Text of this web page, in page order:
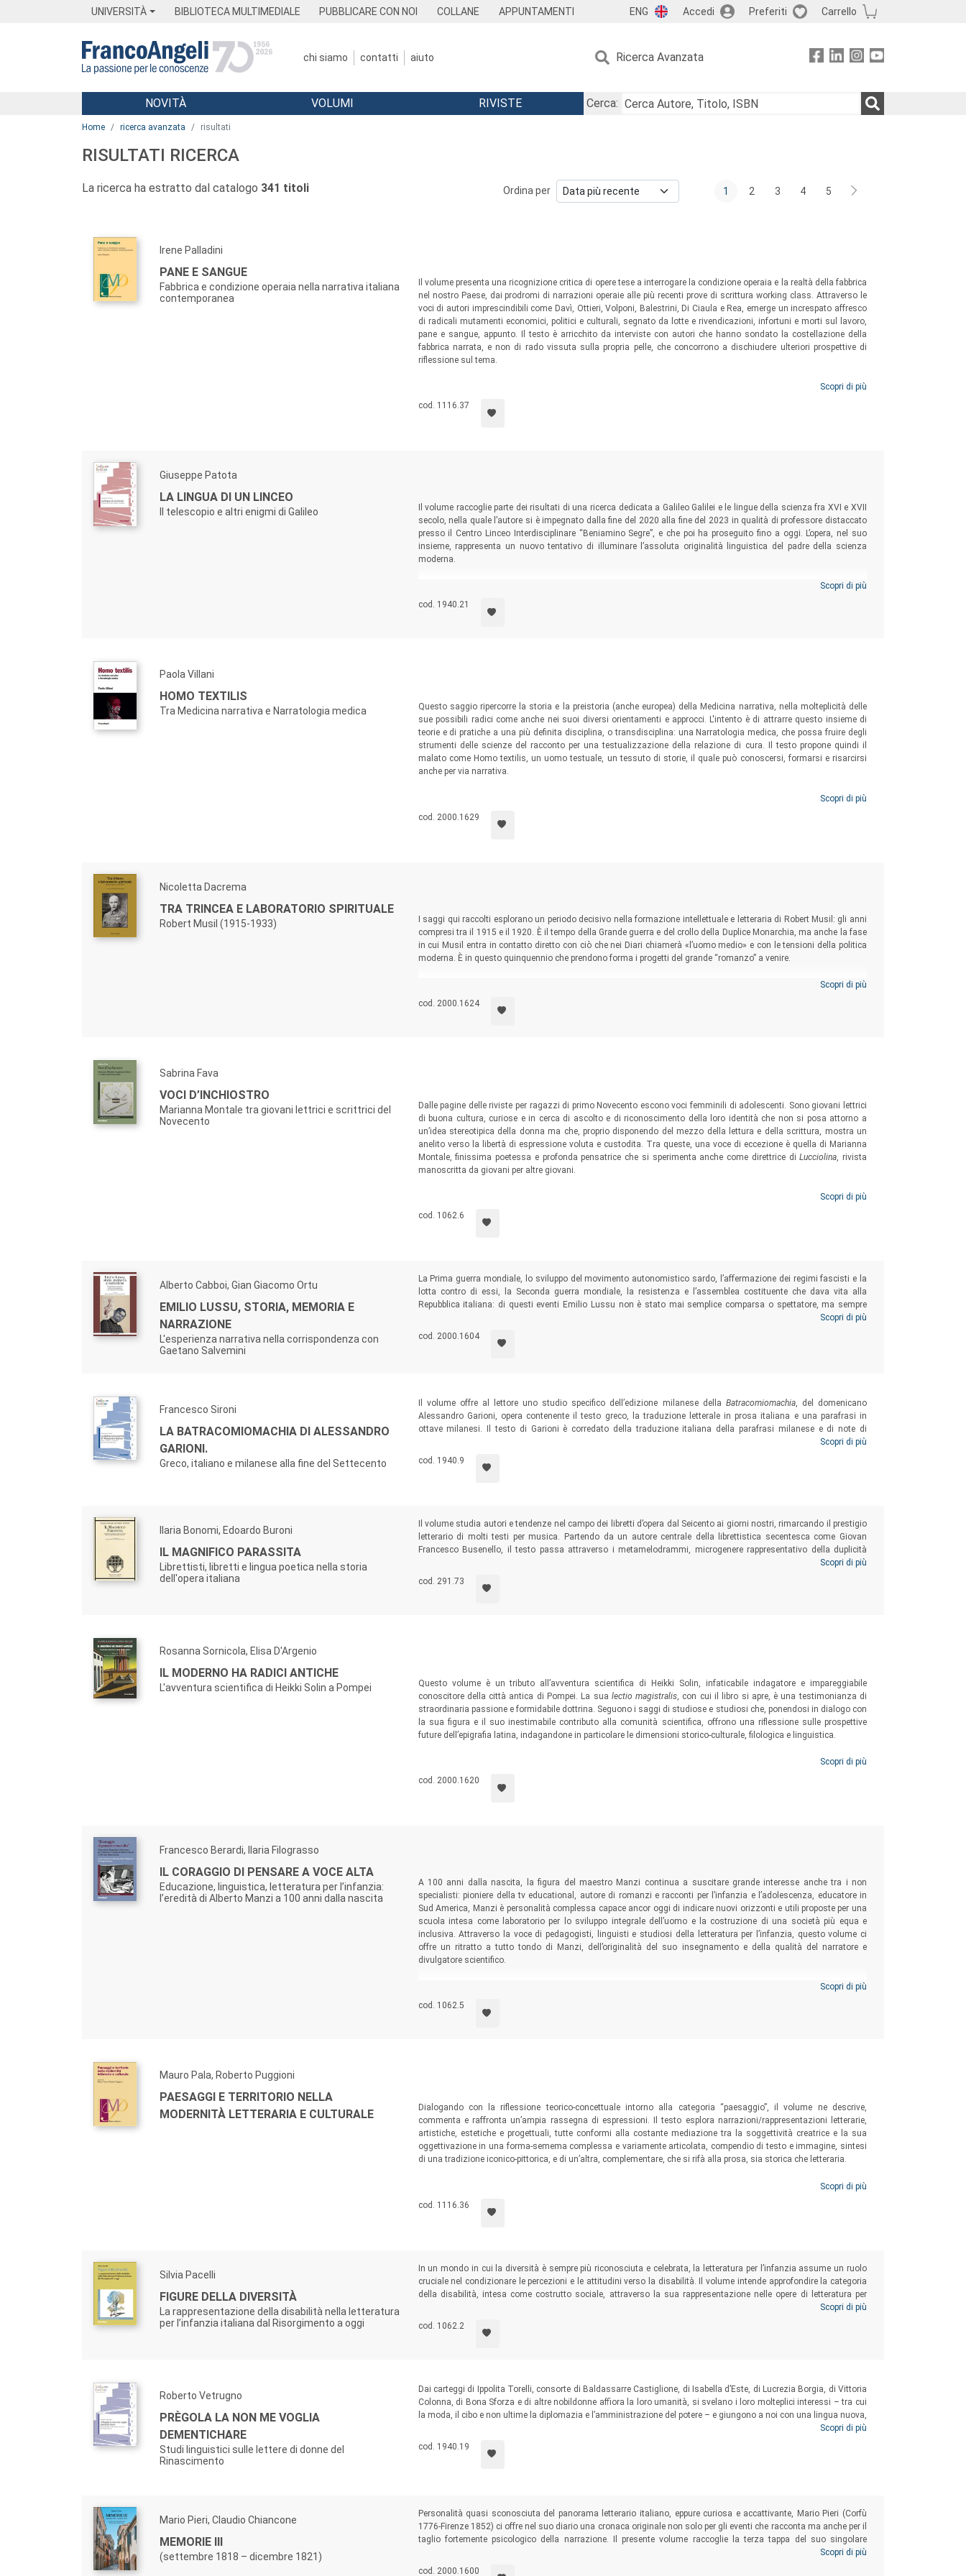
UNIVERSITÀ BIBLIOTECA MULTIMEDIALE PUBBLICARE CON NOI COLLANE APPUNTAMENTI ENG Accedi Preferiti Carrello
chi siamo contatti aiuto Ricerca Avanzata
Menu
NOVITÀ VOLUMI RIVISTE
Cerca:
Home ricerca avanzata risultati
RISULTATI RICERCA
La ricerca ha estratto dal catalogo 341 titoli Ordina per 1 2 3 4 5
Irene Palladini
PANE E SANGUE
Fabbrica e condizione operaia nella narrativa italiana
contemporanea
Il volume presenta una ricognizione critica di opere tese a interrogare la condizione operaia e la realtà della fabbrica
nel nostro Paese, dai prodromi di narrazioni operaie alle più recenti prove di scrittura working class. Attraverso le
voci di autori imprescindibili come Davì, Ottieri, Volponi, Balestrini, Di Ciaula e Rea, emerge un increspato affresco
di radicali mutamenti economici, politici e culturali, segnato da lotte e rivendicazioni, infortuni e morti sul lavoro,
pane e sangue, appunto. Il testo è arricchito da interviste con autori che hanno sondato la costellazione della
fabbrica narrata, e non di rado vissuta sulla propria pelle, che concorrono a dischiudere ulteriori prospettive di
riflessione sul tema.
Scopri di più
cod. 1116.37
Giuseppe Patota
LA LINGUA DI UN LINCEO
Il telescopio e altri enigmi di Galileo
Il volume raccoglie parte dei risultati di una ricerca dedicata a Galileo Galilei e le lingue della scienza fra XVI e XVII
secolo, nella quale l’autore si è impegnato dalla fine del 2020 alla fine del 2023 in qualità di professore distaccato
presso il Centro Linceo Interdisciplinare “Beniamino Segre”, e che poi ha proseguito fino a oggi. L’opera, nel suo
insieme, rappresenta un nuovo tentativo di illuminare l’assoluta originalità linguistica del padre della scienza
moderna.
Scopri di più
cod. 1940.21
Paola Villani
HOMO TEXTILIS
Tra Medicina narrativa e Narratologia medica
Questo saggio ripercorre la storia e la preistoria (anche europea) della Medicina narrativa, nella molteplicità delle
sue possibili radici come anche nei suoi diversi orientamenti e approcci. L'intento è di attrarre questo insieme di
teorie e di pratiche a una più definita disciplina, o transdisciplina: una Narratologia medica, che possa fruire degli
strumenti delle scienze del racconto per una testualizzazione della relazione di cura. Il testo propone quindi il
malato come Homo textilis, un uomo testuale, un tessuto di storie, il quale può conoscersi, formarsi e risarcirsi
anche per via narrativa.
Scopri di più
cod. 2000.1629
Nicoletta Dacrema
TRA TRINCEA E LABORATORIO SPIRITUALE
Robert Musil (1915-1933)
I saggi qui raccolti esplorano un periodo decisivo nella formazione intellettuale e letteraria di Robert Musil: gli anni
compresi tra il 1915 e il 1920. È il tempo della Grande guerra e del crollo della Duplice Monarchia, ma anche la fase
in cui Musil entra in contatto diretto con ciò che nei Diari chiamerà «l’uomo medio» e con le tensioni della politica
moderna. È in questo quinquennio che prendono forma i progetti del grande “romanzo” a venire.
Scopri di più
cod. 2000.1624
Sabrina Fava
VOCI D’INCHIOSTRO
Marianna Montale tra giovani lettrici e scrittrici del
Novecento
Dalle pagine delle riviste per ragazzi di primo Novecento escono voci femminili di adolescenti. Sono giovani lettrici
di buona cultura, curiose e in cerca di ascolto e di riconoscimento della loro identità che non si posa attorno a
un’idea stereotipica della donna ma che, proprio disponendo del mezzo della lettura e della scrittura, mostra un
anelito verso la libertà di espressione voluta e custodita. Tra queste, una voce di eccezione è quella di Marianna
Montale, finissima poetessa e profonda pensatrice che si sperimenta anche come direttrice diLucciolina , rivista
manoscritta da giovani per altre giovani.
Scopri di più
cod. 1062.6
Alberto Cabboi, Gian Giacomo Ortu
EMILIO LUSSU, STORIA, MEMORIA E
NARRAZIONE
L'esperienza narrativa nella corrispondenza con
Gaetano Salvemini
La Prima guerra mondiale, lo sviluppo del movimento autonomistico sardo, l’affermazione dei regimi fascisti e la
lotta contro di essi, la Seconda guerra mondiale, la resistenza e l’assemblea costituente che dava vita alla
Repubblica italiana: di questi eventi Emilio Lussu non è stato mai semplice comparsa o spettatore, ma sempre
attore-protagonista. I suoi scritti sono quindi al contempo racconto storico e testimonianza di vita vissuta, come
intuì Gaetano Salvemini, estimatore dello scrittore-testimone Lussu, come mostra la corrispondenza tra i due qui
Scopri di più
cod. 2000.1604
Francesco Sironi
LA BATRACOMIOMACHIA DI ALESSANDRO
GARIONI.
Greco, italiano e milanese alla fine del Settecento
Il volume offre al lettore uno studio specifico dell’edizione milanese della Batracomiomachia, del domenicano
Alessandro Garioni, opera contenente il testo greco, la traduzione letterale in prosa italiana e una parafrasi in
ottave milanesi. Il testo di Garioni è corredato della traduzione italiana della parafrasi milanese e di note di
Appendiceè
pubblicato per la prima volta il testo di un manoscritto autografo di Garioni, contenente una
in sestine milanesi.
Scopri di più
cod. 1940.9
Ilaria Bonomi, Edoardo Buroni
IL MAGNIFICO PARASSITA
Librettisti, libretti e lingua poetica nella storia
dell'opera italiana
Il volume studia autori e tendenze nel campo dei libretti d’opera dal Seicento ai giorni nostri, rimarcando il prestigio
letterario di molti testi per musica. Partendo da un autore centrale della librettistica secentesca come Giovan
Francesco Busenello, il testo passa attraverso i metamelodrammi, microgenere rappresentativo della duplicità
dell’opera settecentesca, e giunge allo studio dei librettisti per compositori importanti, con particolare attenzione ai
rapporti tra poesia e musica.
Scopri di più
cod. 291.73
Rosanna Sornicola, Elisa D'Argenio
IL MODERNO HA RADICI ANTICHE
L'avventura scientifica di Heikki Solin a Pompei
Questo volume è un tributo all’avventura scientifica di Heikki Solin, infaticabile indagatore e impareggiabile
conoscitore della città antica di Pompei. La sua lectio magistralis, con cui il libro si apre, è una testimonianza di
straordinaria passione e formidabile dottrina. Seguono i saggi di studiose e studiosi che, ponendosi in dialogo con
la sua figura e il suo inestimabile contributo alla comunità scientifica, offrono una riflessione sulle prospettive
future dell’epigrafia latina, indagandone in particolare le dimensioni storico-culturale, filologica e linguistica.
Scopri di più
cod. 2000.1620
Francesco Berardi, Ilaria Filograsso
IL CORAGGIO DI PENSARE A VOCE ALTA
Educazione, linguistica, letteratura per l’infanzia:
l’eredità di Alberto Manzi a 100 anni dalla nascita
A 100 anni dalla nascita, la figura del maestro Manzi continua a suscitare grande interesse anche tra i non
specialisti: pioniere della tv educational, autore di romanzi e racconti per l’infanzia e l’adolescenza, educatore in
Sud America, Manzi è personalità complessa capace ancor oggi di indicare nuovi orizzonti e utili proposte per una
scuola intesa come laboratorio per lo sviluppo integrale dell’uomo e la costruzione di una società più equa e
inclusiva. Attraverso la voce di pedagogisti, linguisti e studiosi della letteratura per l’infanzia, questo volume ci
offre un ritratto a tutto tondo di Manzi, dell’originalità del suo insegnamento e della qualità del narratore e
divulgatore scientifico.
Scopri di più
cod. 1062.5
Mauro Pala, Roberto Puggioni
PAESAGGI E TERRITORIO NELLA
MODERNITÀ LETTERARIA E CULTURALE
Dialogando con la riflessione teorico-concettuale intorno alla categoria “paesaggio”, il volume ne descrive,
commenta e raffronta un’ampia rassegna di espressioni. Il testo esplora narrazioni/rappresentazioni letterarie,
artistiche, estetiche e progettuali, tutte conformi alla costante mediazione tra la soggettività creatrice e la sua
oggettivazione in una forma-semema complessa e variamente articolata, compendio di testo e immagine, sintesi
di una tradizione iconico-pittorica, e di un’altra, complementare, che si rifà alla prosa, sia storica che letteraria.
Scopri di più
cod. 1116.36
Silvia Pacelli
FIGURE DELLA DIVERSITÀ
La rappresentazione della disabilità nella letteratura
per l’infanzia italiana dal Risorgimento a oggi
In un mondo in cui la diversità è sempre più riconosciuta e celebrata, la letteratura per l’infanzia assume un ruolo
cruciale nel condizionare le percezioni e le attitudini verso la disabilità. Il volume intende approfondire la categoria
della disabilità, intesa come costrutto sociale, attraverso la sua rappresentazione nelle opere di letteratura per
l’infanzia italiana nel corso di oltre un secolo, dal Risorgimento ai nostri giorni. Attraverso un esame critico di oltre
160 opere, il libro si addentra in un tema spesso trascurato e suggerisce una lettura più consapevole delle fonti
letterarie e dei significati che le attraversano.
Scopri di più
cod. 1062.2
Roberto Vetrugno
PRÈGOLA LA NON ME VOGLIA
DEMENTICHARE
Studi linguistici sulle lettere di donne del
Rinascimento
Dai carteggi di Ippolita Torelli, consorte di Baldassarre Castiglione, di Isabella d’Este, di Lucrezia Borgia, di Vittoria
Colonna, di Bona Sforza e di altre nobildonne affiora la loro umanità, si svelano i loro molteplici interessi – tra cui
la moda, il cibo e non ultime la diplomazia e l’amministrazione del potere – e giungono a noi con una lingua nuova,
diffusa nelle corti e a uso anche delle donne: grazie a essa svolgeranno un ruolo di protagoniste non più silenziose
di quella società cortigiana di cui le innovative istanze sociali, culturali e artistiche trasformarono i rapporti tra i
Scopri di più
cod. 1940.19
Mario Pieri, Claudio Chiancone
MEMORIE III
(settembre 1818 – dicembre 1821)
Personalità quasi sconosciuta del panorama letterario italiano, eppure curiosa e accattivante, Mario Pieri (Corfù
1776-Firenze 1852) ci offre nel suo diario una cronaca originale non solo per gli eventi che racconta ma anche per il
taglio fortemente psicologico della narrazione. Il presente volume raccoglie la terza tappa del suo singolare
percorso letterario e umano: dal definitivo distacco dalla cultura veneta d’origine alla conclusione delgrand tour
attraverso la Penisola, dall’entusiastico appoggio alla Grecia insorta alla riflessione sui doveri dell’intellettuale in
Scopri di più
cod. 2000.1600